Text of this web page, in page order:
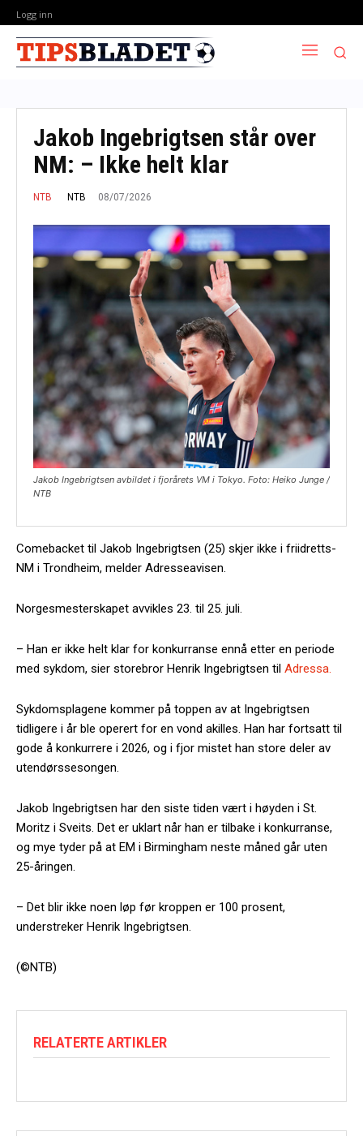
Logg inn
Jakob Ingebrigtsen står over
NM: – Ikke helt klar
NTB NTB 08/07/2026
Jakob Ingebrigtsen avbildet i fjorårets VM i Tokyo. Foto: Heiko Junge /
NTB
Comebacket til Jakob Ingebrigtsen (25) skjer ikke i friidretts-
NM i Trondheim, melder Adresseavisen.
Norgesmesterskapet avvikles 23. til 25. juli.
– Han er ikke helt klar for konkurranse ennå etter en periode
med sykdom, sier storebror Henrik Ingebrigtsen til Adressa.
Sykdomsplagene kommer på toppen av at Ingebrigtsen
tidligere i år ble operert for en vond akilles. Han har fortsatt til
gode å konkurrere i 2026, og i fjor mistet han store deler av
utendørssesongen.
Jakob Ingebrigtsen har den siste tiden vært i høyden i St.
Moritz i Sveits. Det er uklart når han er tilbake i konkurranse,
og mye tyder på at EM i Birmingham neste måned går uten
25-åringen.
– Det blir ikke noen løp før kroppen er 100 prosent,
understreker Henrik Ingebrigtsen.
(©NTB)
RELATERTE ARTIKLER